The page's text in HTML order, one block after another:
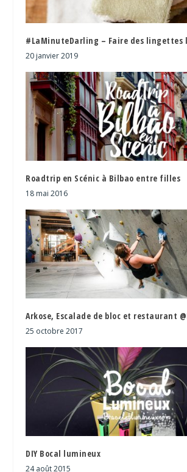
#LaMinuteDarling – Faire des lingettes
20 janvier 2019
Roadtrip en Scénic à Bilbao entre filles
18 mai 2016
Arkose, Escalade de bloc et restaurant
25 octobre 2017
DIY Bocal lumineux
24 août 2015